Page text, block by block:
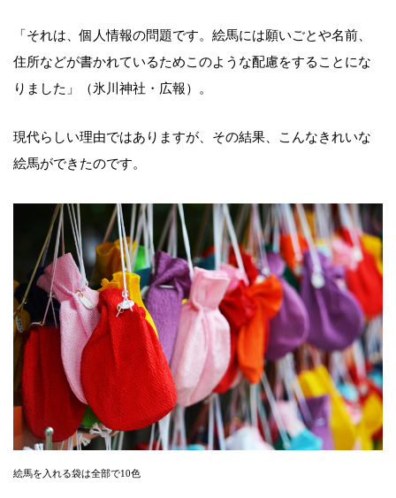
「それは、個人情報の問題です。絵馬には願いごとや名前、
住所などが書かれているためこのような配慮をすることにな
りました」（氷川神社・広報）。
現代らしい理由ではありますが、その結果、こんなきれいな
絵馬ができたのです。
絵馬を入れる袋は全部で10色